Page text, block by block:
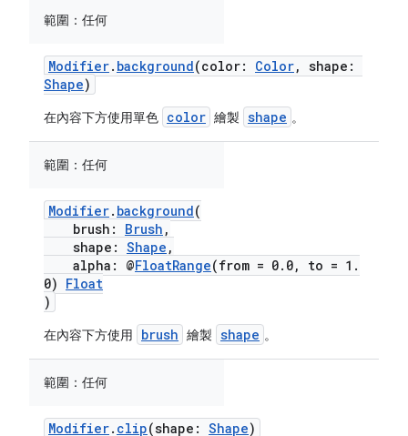
範圍： 任何
Modifier. background(color: Color, shape:
Shape)
在內容下方使用單色 color 繪製 shape 。
範圍： 任何
Modifier. background(
brush: Brush ,
shape: Shape ,
alpha: @FloatRange(from = 0.0, to = 1.
0) Float
)
在內容下方使用 brush 繪製 shape 。
範圍： 任何
Modifier. clip(shape: Shape)